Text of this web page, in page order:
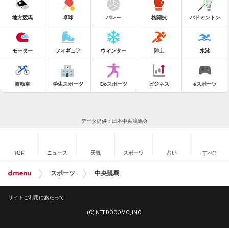
地方競馬 卓球 バレー 格闘技 バドミントン
モーター フィギュア ウィンター 陸上 水泳
自転車 学生スポーツ Doスポーツ ビジネス eスポーツ
データ提供：日本中央競馬会
TOP ニュース 天気 スポーツ 占い すべて
スポーツ 中央競馬
サイトご利用にあたって
(C) NTT DOCOMO, INC.